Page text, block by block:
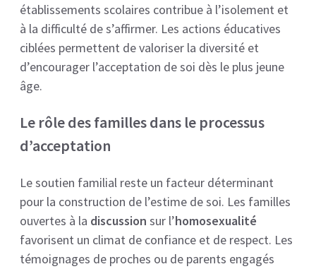
établissements scolaires contribue à l’isolement et
à la difficulté de s’affirmer. Les actions éducatives
ciblées permettent de valoriser la diversité et
d’encourager l’acceptation de soi dès le plus jeune
âge.
Le rôle des familles dans le processus
d’acceptation
Le soutien familial reste un facteur déterminant
pour la construction de l’estime de soi. Les familles
ouvertes à la discussion sur l’homosexualité
favorisent un climat de confiance et de respect. Les
témoignages de proches ou de parents engagés